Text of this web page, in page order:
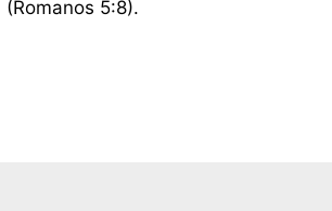
(Romanos 5:8).